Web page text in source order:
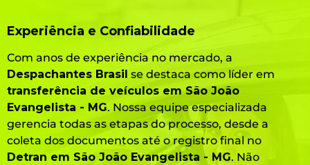
Experiência e Confiabilidade
Com anos de experiência no mercado, a
Despachantes Brasil se destaca como líder em
transferência de veículos em São João
Evangelista - MG. Nossa equipe especializada
gerencia todas as etapas do processo, desde a
coleta dos documentos até o registro final no
Detran em São João Evangelista - MG. Não